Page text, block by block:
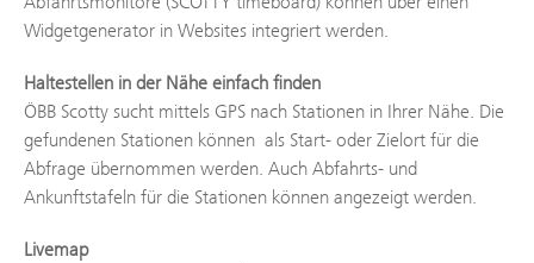
Widgetgenerator in Websites integriert werden.
Haltestellen in der Nähe einfach finden
ÖBB Scotty sucht mittels GPS nach Stationen in Ihrer Nähe. Die
gefundenen Stationen können als Start- oder Zielort für die
Abfrage übernommen werden. Auch Abfahrts- und
Ankunftstafeln für die Stationen können angezeigt werden.
Livemap